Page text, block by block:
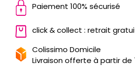
Paiement 100% sécurisé
click & collect : retrait
Colissimo Domicile
Livraison offerte à partir